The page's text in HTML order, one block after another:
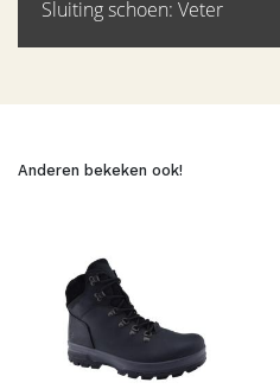
Sluiting schoen: Veter
Anderen bekeken ook!